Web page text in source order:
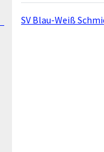
SV Blau-Weiß